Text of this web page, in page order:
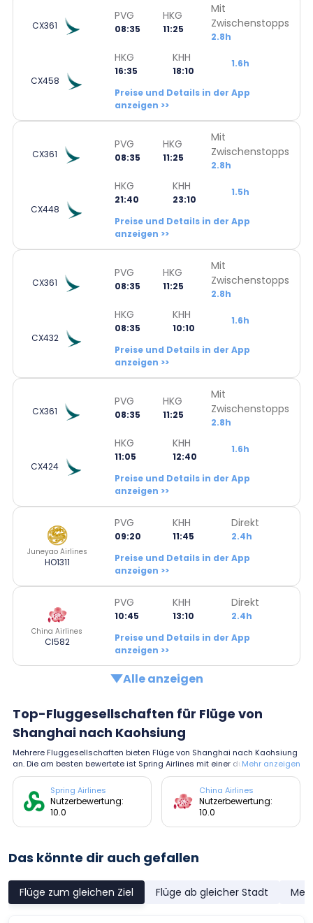
CX361
PVG
08:35
HKG
11:25
Mit
Zwischenstopps
2.8h
CX458
HKG
16:35
KHH
18:10
1.6h
Preise und Details in der App
anzeigen >>
CX361
PVG
08:35
HKG
11:25
Mit
Zwischenstopps
2.8h
CX448
HKG
21:40
KHH
23:10
1.5h
Preise und Details in der App
anzeigen >>
CX361
PVG
08:35
HKG
11:25
Mit
Zwischenstopps
2.8h
CX432
HKG
08:35
KHH
10:10
1.6h
Preise und Details in der App
anzeigen >>
CX361
PVG
08:35
HKG
11:25
Mit
Zwischenstopps
2.8h
CX424
HKG
11:05
KHH
12:40
1.6h
Preise und Details in der App
anzeigen >>
Juneyao Airlines
HO1311
PVG
09:20
KHH
11:45
Direkt
2.4h
Preise und Details in der App
anzeigen >>
China Airlines
CI582
PVG
10:45
KHH
13:10
Direkt
2.4h
Preise und Details in der App
anzeigen >>
Alle anzeigen
Top-Fluggesellschaften für Flüge von
Shanghai nach Kaohsiung
Mehrere Fluggesellschaften bieten Flüge von Shanghai nach Kaohsiung
an. Die am besten bewertete ist Spring Airlines mit einer durchschnittlich
en Bewertung von 10.0.
Mehr anzeigen
Spring Airlines
Nutzerbewertung:
10.0
China Airlines
Nutzerbewertung:
10.0
Das könnte dir auch gefallen
Flüge zum gleichen Ziel Flüge ab gleicher Stadt